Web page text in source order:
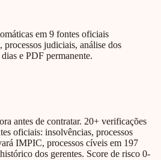
em 9 fontes oficiais
processos judiciais, análise dos
e PDF permanente.
antes de contratar. 20+ verificações
oficiais: insolvências, processos
IMPIC, processos cíveis em 197
dos gerentes. Score de risco 0-